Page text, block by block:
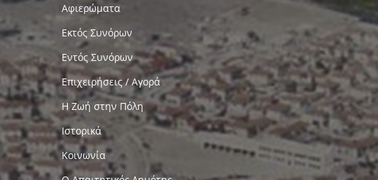
Αφιερώματα
Εκτός Συνόρων
Εντός Συνόρων
Επιχειρήσεις / Αγορά
Η Ζωή στην Πόλη
Ιστορικά
Κοινωνία